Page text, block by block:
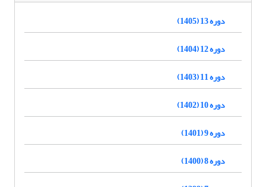
دوره 13 (1405)
دوره 12 (1404)
دوره 11 (1403)
دوره 10 (1402)
دوره 9 (1401)
دوره 8 (1400)